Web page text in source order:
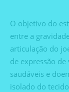
O objetivo do
entre a
articulação do
de expressão
saudáveis ​​e
isolado do